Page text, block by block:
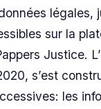
légales,
sur la
Justice.
s’est
les